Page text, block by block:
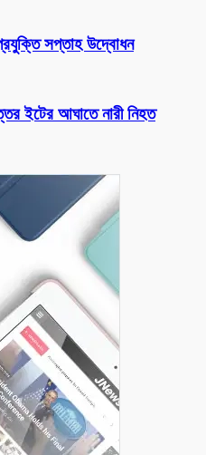
সপ্তাহ উদ্বোধন
ইটের আঘাতে নারী নিহত